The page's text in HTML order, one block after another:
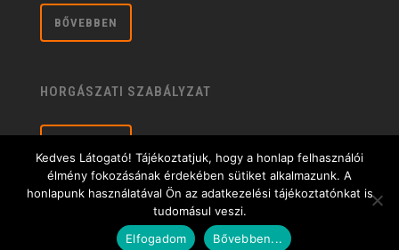
BŐVEBBEN
HORGÁSZATI SZABÁLYZAT
| © 2020 Sárberki Horgásztó és Szabadidőközpont |
Kedves Látogató! Tájékoztatjuk, hogy a honlap felhasználói
élmény fokozásának érdekében sütiket alkalmazunk. A
honlapunk használatával Ön az adatkezelési tájékoztatónkat is
tudomásul veszi.
Elfogadom
Bővebben...